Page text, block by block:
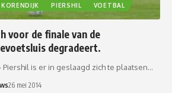
KORENDIJK PIERSHIL
VOETBAL
voor de finale van de
degradeert.
- Piershil is er in geslaagd zich te plaatsen…
26 mei 2014